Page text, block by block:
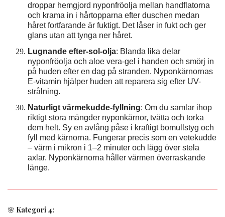
droppar hemgjord nyponfröolja mellan handflatorna
och krama in i hårtopparna efter duschen medan
håret fortfarande är fuktigt. Det låser in fukt och ger
glans utan att tynga ner håret.
Lugnande efter-sol-olja: Blanda lika delar
nyponfröolja och aloe vera-gel i handen och smörj in
på huden efter en dag på stranden. Nyponkärnornas
E-vitamin hjälper huden att reparera sig efter UV-
strålning.
Naturligt värmekudde-fyllning: Om du samlar ihop
riktigt stora mängder nyponkärnor, tvätta och torka
dem helt. Sy en avlång påse i kraftigt bomullstyg och
fyll med kärnorna. Fungerar precis som en vetekudde
– värm i mikron i 1–2 minuter och lägg över stela
axlar. Nyponkärnorna håller värmen överraskande
länge.
🌸 Kategori 4: